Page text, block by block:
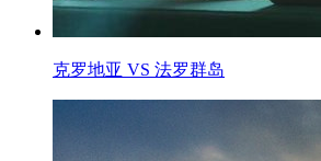
克罗地亚 VS 法罗群岛